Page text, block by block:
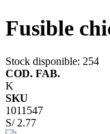
Fusible
Stock disponible: 254
COD. FAB.
K
SKU
1011547
S/ 2.77